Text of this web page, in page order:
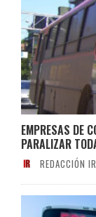
EMPRESAS DE
PARALIZAR
REDACCIÓN IR